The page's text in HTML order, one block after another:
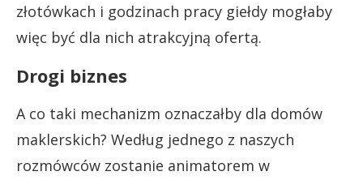
złotówkach i godzinach pracy giełdy mogłaby
więc być dla nich atrakcyjną ofertą.
Drogi biznes
A co taki mechanizm oznaczałby dla domów
maklerskich? Według jednego z naszych
rozmówców zostanie animatorem w